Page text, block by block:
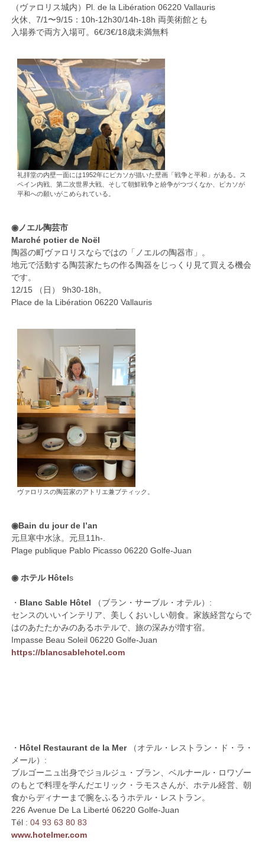
（ヴァロリス城内）Pl. de la Libération 06220 Vallauris
火休、7/1〜9/15：10h-12h30/14h-18h 両美術館とも
入場券で両方入場可。6€/3€/18歳未満無料
礼拝堂の内壁一面には1952年にピカソが描いた壁画「戦争と平和」がある。ス
ペイン内戦、第二次世界大戦、そして朝鮮戦争と紛争がつづくなか、ピカソが
平和への願いがこめられている。
◉ノエル陶芸市
Marché potier de Noël
陶器の町ヴァロリスならではの「ノエルの陶器市」。
地元で活動する陶芸家たちの作る陶器をじっくり見て買える機会
です。
12/15 （日） 9h30-18h。
Place de la Libération 06220 Vallauris
ヴァロリスの陶芸家のアトリエ兼ブティック。
◉Bain du jour de l’an
元旦寒中水泳。元旦11h-.
Plage publique Pablo Picasso 06220 Golfe-Juan
◉ ホテル Hôtels
・ Blanc Sable Hôtel
（ブラン・サーブル・オテル）:
センスのいいインテリア、美しくおいしい朝食。家族経営ならで
はのあたたかみのあるホテルで、旅の深みが増す宿。
Impasse Beau Soleil 06220 Golfe-Juan
https://blancsablehotel.com
・ Hôtel Restaurant de la Mer（オテル・レストラン・ド・ラ・
メール）:
ブルゴーニュ出身でジョルジュ・ブラン、ベルナール・ロワゾー
のもとで料理を学んだエリック・ラモスさんが、ホテル経営、朝
食からディナーまで腕をふるうホテル・レストラン。
226 Avenue De La Liberté 06220 Golfe-Juan
Tél : 04 93 63 80 83
www.hotelmer.com